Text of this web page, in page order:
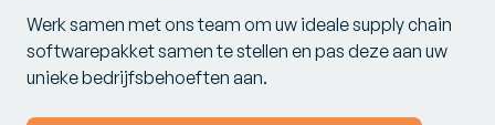
Werk samen met ons team om uw ideale supply chain
softwarepakket samen te stellen en pas deze aan uw
unieke bedrijfsbehoeften aan.